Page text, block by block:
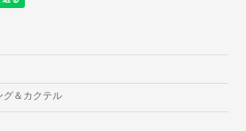
グ＆カクテル